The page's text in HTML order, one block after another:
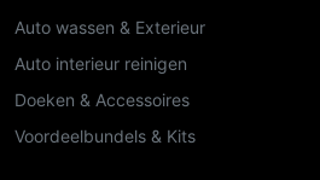
Auto wassen & Exterieur
Auto interieur reinigen
Doeken & Accessoires
Voordeelbundels & Kits